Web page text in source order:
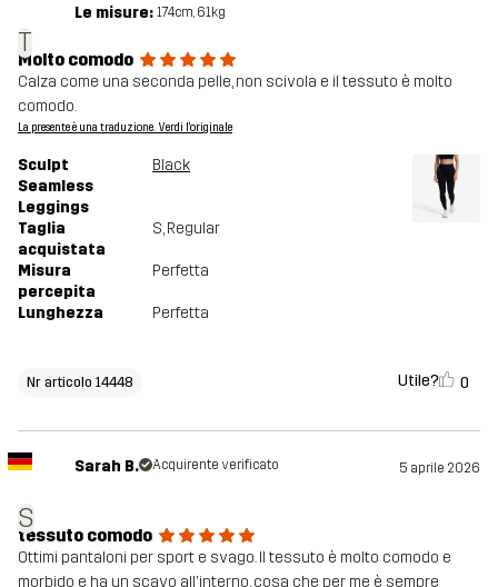
T
Le misure: 174cm, 61kg
Molto comodo
Calza come una seconda pelle, non scivola e il tessuto è molto
comodo.
La presente è una traduzione. Verdi l'originale
Sculpt
Seamless
Leggings
Black
Taglia
acquistata
S, Regular
Misura
percepita
Perfetta
Lunghezza Perfetta
Nr articolo 14448 Utile? 0
S
Sarah B. Acquirente verificato 5 aprile 2026
tessuto comodo
Ottimi pantaloni per sport e svago. Il tessuto è molto comodo e
morbido e ha un scavo all'interno, cosa che per me è sempre